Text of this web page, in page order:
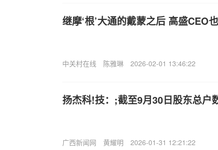
继摩‘根’大通的戴蒙之后 高盛CEO
中关村在线 陈雅琳 2026-02-01 13:46:22
扬杰科!技：;截至9月30日股东总户
广西新闻网 黄耀明 2026-01-31 12:21:22